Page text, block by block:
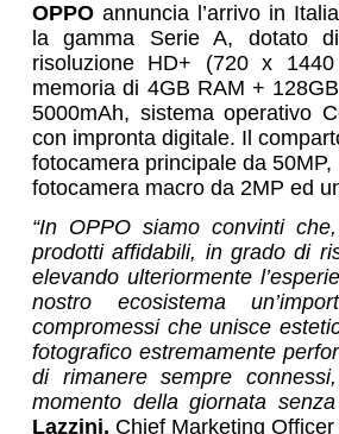
OPPO annuncia l’arrivo in
la gamma Serie A, dotato
risoluzione HD+ (720 x
memoria di 4GB RAM +
5000mAh, sistema operativo
con impronta digitale. Il
fotocamera principale da
fotocamera macro da 2MP ed
“In OPPO siamo convinti
prodotti affidabili, in grado di
elevando ulteriormente
nostro ecosistema
compromessi che unisce
fotografico estremamente
di rimanere sempre
momento della giornata senza
Lazzini, Chief Marketing